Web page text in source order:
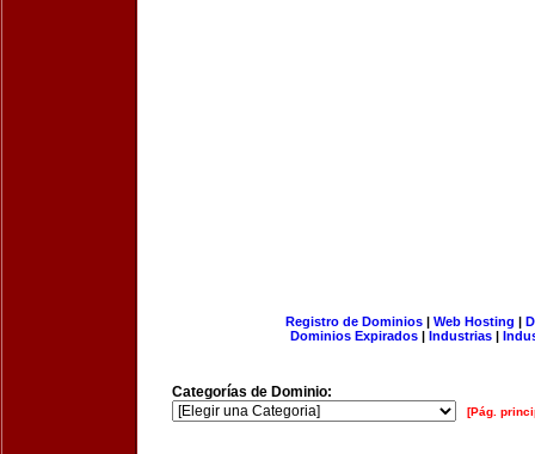
Registro de Dominios| Web Hosting |
Dominios Expirados | Industrias |
Categorías de Dominio:
[Pág.